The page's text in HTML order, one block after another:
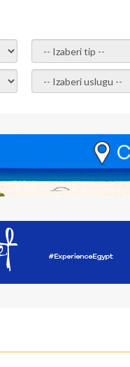
- izaberi tip -
- Izaberite uslugu -